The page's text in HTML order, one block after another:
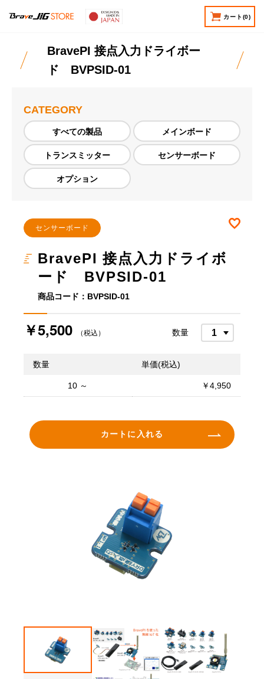
カート (0)
BravePI 接点入力ドライボー
ド BVPSID-01
CATEGORY
すべての製品
メインボード
トランスミッター
センサーボード
オプション
センサーボード
BravePI 接点入力ドライボ
ード BVPSID-01
商品コード：BVPSID-01
￥5,500 （税込） 数量
数量 単価(税込)
10 ～ ￥4,950
カートに入れる